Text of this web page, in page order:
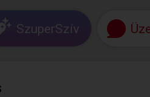
SzuperSzív